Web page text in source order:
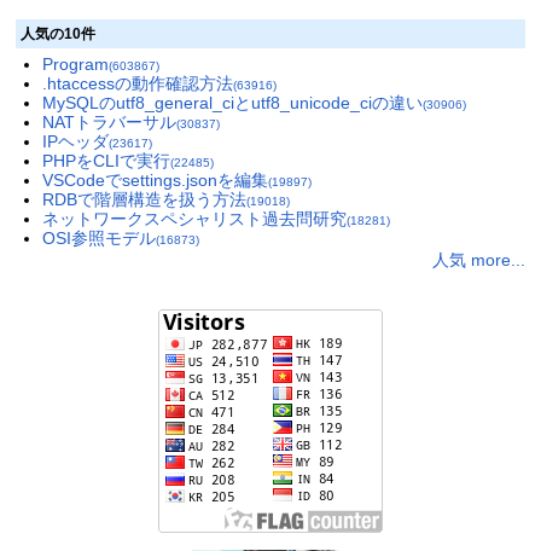
人気の10件
Program(603867)
.htaccessの動作確認方法(63916)
MySQLのutf8_general_ciとutf8_unicode_ciの違い(30906)
NATトラバーサル(30837)
IPヘッダ(23617)
PHPをCLIで実行(22485)
VSCodeでsettings.jsonを編集(19897)
RDBで階層構造を扱う方法(19018)
ネットワークスペシャリスト過去問研究(18281)
OSI参照モデル(16873)
人気 more...